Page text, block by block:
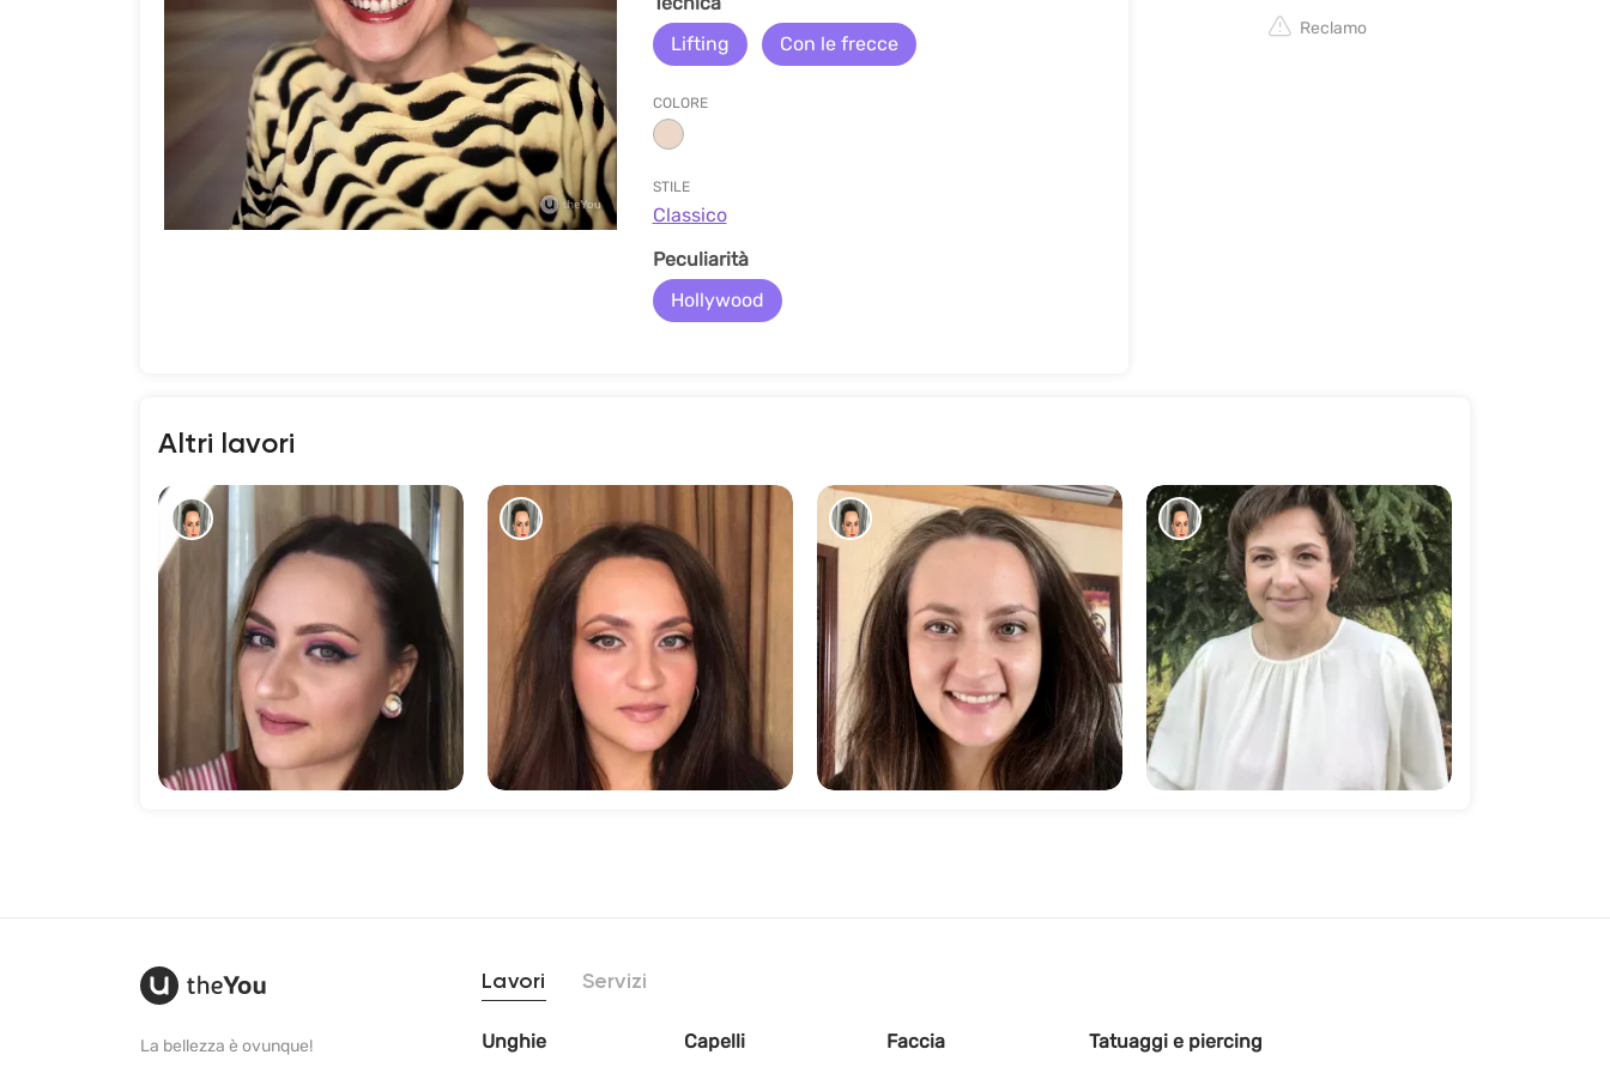
Lifting
Con le frecce
COLORE
STILE
Classico
Peculiarità
Hollywood
Reclamo
Altri lavori
147 258 95
La bellezza è ovunque!
Lavori Servizi
Unghie Capelli Faccia Tatuaggi e piercing